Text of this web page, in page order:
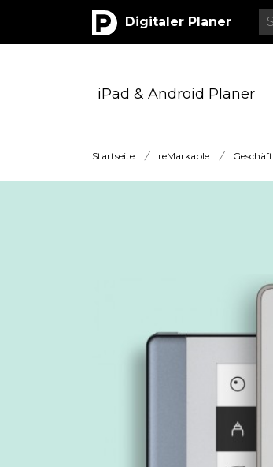
Digitaler Planer
iPad & Android Planer
Startseite / reMarkable /